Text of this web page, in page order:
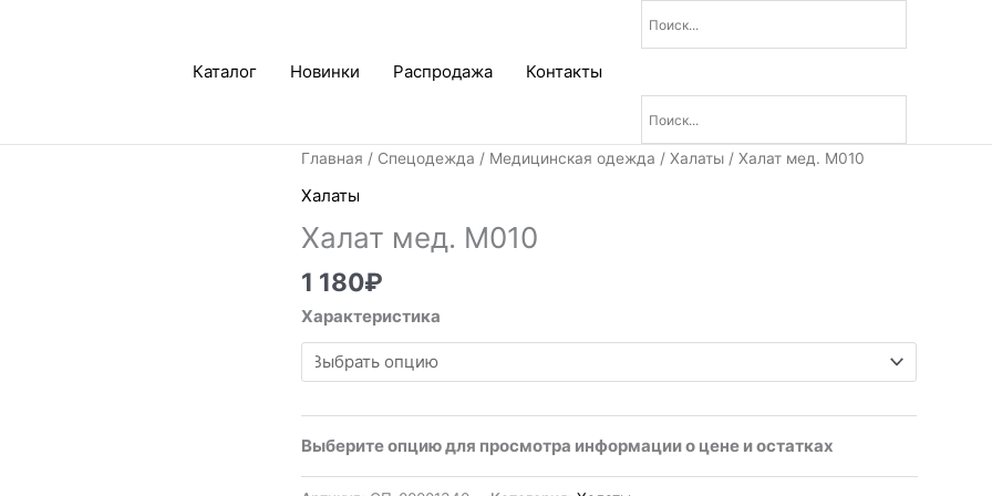
Каталог Новинки Распродажа Контакты
Главная / Спецодежда / Медицинская одежда /Халаты / Халат мед. М010
Халаты
Халат мед. М010
1 180₽
Характеристика
Выберите опцию для просмотра информации о цене и остатках